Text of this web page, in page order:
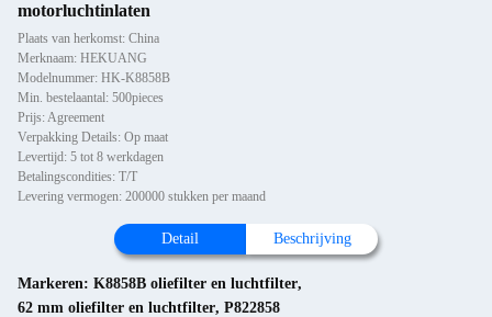
motorluchtinlaten
Plaats van herkomst: China
Merknaam: HEKUANG
Modelnummer: HK-K8858B
Min. bestelaantal: 500pieces
Prijs: Agreement
Verpakking Details: Op maat
Levertijd: 5 tot 8 werkdagen
Betalingscondities: T/T
Levering vermogen: 200000 stukken per maand
Detail Beschrijving
Markeren: K8858B oliefilter en luchtfilter,
62 mm oliefilter en luchtfilter, P822858